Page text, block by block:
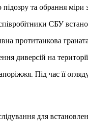
та обрання міри
СБУ
протитанкова
диверсій на території
Під час її
для